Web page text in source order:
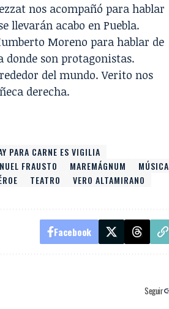
nos acompañó para hablar
llevarán acabo en Puebla.
Moreno para hablar de
donde son protagonistas.
del mundo.Verito nos
derecha.
PARA CARNE ES VIGILIA
FRAUSTO MAREMÁGNUM
MÚSICA
TEATRO VERO ALTAMIRANO
Facebook
Seguir